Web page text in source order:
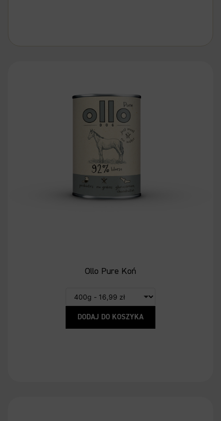
Ollo Pure Koń
DODAJ DO KOSZYKA